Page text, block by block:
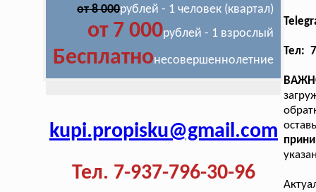
от 8 000рублей - 1 человек (квартал)
от 7 000рублей - 1 взрослый
Бесплатнонесовершеннолетние
kupi.propisku@gmail.com
Тел. 7-937-796-30-96
Тел: